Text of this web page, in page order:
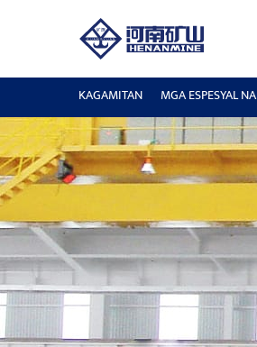
KAGAMITAN
MGA ESPESYAL